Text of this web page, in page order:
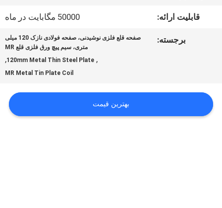
اخبار
قابلیت ارائه: 50000 مگابایت در ماه
برجسته:
صفحه قلع فلزی نوشیدنی، صفحه فولادی نازک 120 میلی
متری، سیم پیچ ورق فلزی قلع MR
,
120mm Metal Thin Steel Plate
,
MR Metal Tin Plate Coil
بهترین قیمت